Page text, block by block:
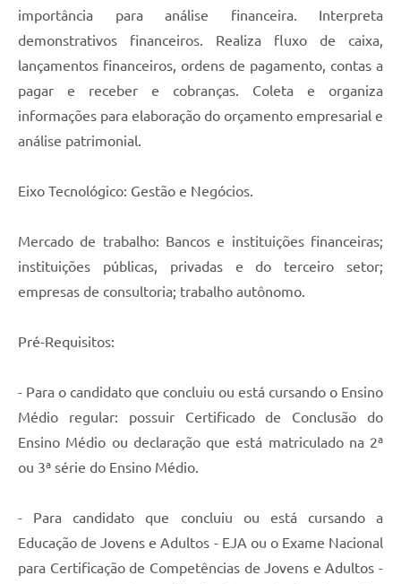
importância para análise financeira. Interpreta
demonstrativos financeiros. Realiza fluxo de caixa,
lançamentos financeiros, ordens de pagamento, contas a
pagar e receber e cobranças. Coleta e organiza
informações para elaboração do orçamento empresarial e
análise patrimonial.
Eixo Tecnológico: Gestão e Negócios.
Mercado de trabalho: Bancos e instituições financeiras;
instituições públicas, privadas e do terceiro setor;
empresas de consultoria; trabalho autônomo.
Pré-Requisitos:
- Para o candidato que concluiu ou está cursando o Ensino
Médio regular: possuir Certificado de Conclusão do
Ensino Médio ou declaração que está matriculado na 2ª
ou 3ª série do Ensino Médio.
- Para candidato que concluiu ou está cursando a
Educação de Jovens e Adultos - EJA ou o Exame Nacional
para Certificação de Competências de Jovens e Adultos -